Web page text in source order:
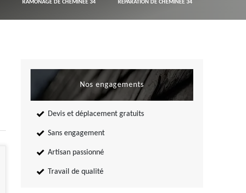
RAMONAGE DE CHEMINÉE 34 RÉPARATION DE CHEMINÉE 34
Nos engagements
Devis et déplacement gratuits
Sans engagement
Artisan passionné
Travail de qualité